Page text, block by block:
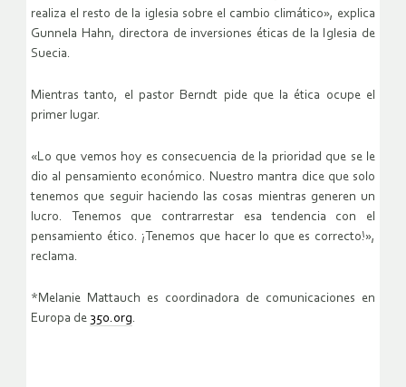
realiza el resto de la iglesia sobre el cambio climático», explica
Gunnela Hahn, directora de inversiones éticas de la Iglesia de
Suecia.
Mientras tanto, el pastor Berndt pide que la ética ocupe el
primer lugar.
«Lo que vemos hoy es consecuencia de la prioridad que se le
dio al pensamiento económico. Nuestro mantra dice que solo
tenemos que seguir haciendo las cosas mientras generen un
lucro. Tenemos que contrarrestar esa tendencia con el
pensamiento ético. ¡Tenemos que hacer lo que es correcto!»,
reclama.
*Melanie Mattauch es coordinadora de comunicaciones en
Europa de 350.org.